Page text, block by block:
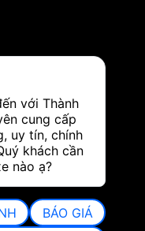
với Thành
cung cấp
uy tín, chính
khách cần
nào ạ?
BÁO GIÁ